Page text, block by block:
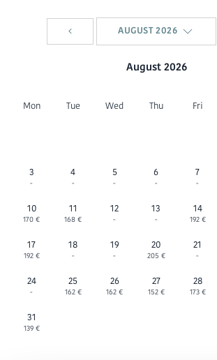
AUGUST 2026
August 2026
Mon Tue Wed Thu Fri
3
-
4
-
5
-
6
-
7
-
10
170 €
11
168 €
12
-
13
-
14
192 €
17
192 €
18
-
19
-
20
205 €
21
-
24
-
25
162 €
26
162 €
27
152 €
28
173 €
31
139 €